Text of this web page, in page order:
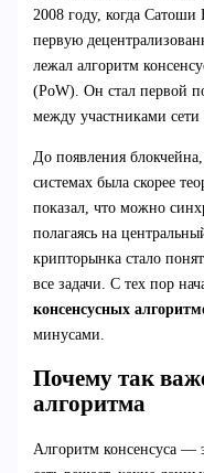
2008 году, когда
первую
лежал алгоритм
(PoW). Он стал первой
между участниками сети
До появления
системах была скорее
показал, что можно
полагаясь на
крипторынка стало
все задачи. С тех пор
консенсусных
минусами.
Почему так
алгоритма
Алгоритм консенсуса —